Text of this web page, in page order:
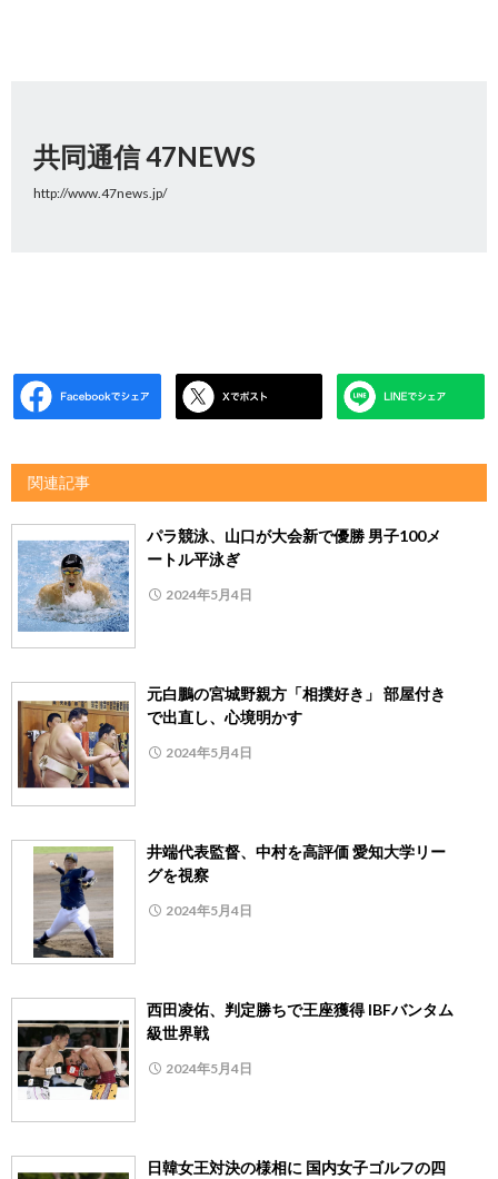
共同通信 47NEWS
http://www.47news.jp/
関連記事
パラ競泳、山口が大会新で優勝 男子100メ
ートル平泳ぎ
2024年5月4日
元白鵬の宮城野親方「相撲好き」 部屋付き
で出直し、心境明かす
2024年5月4日
井端代表監督、中村を高評価 愛知大学リー
グを視察
2024年5月4日
西田凌佑、判定勝ちで王座獲得 IBFバンタム
級世界戦
2024年5月4日
日韓女王対決の様相に 国内女子ゴルフの四